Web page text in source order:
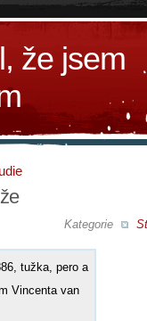
že jsem
Kategorie
tužka, pero a
Vincenta van